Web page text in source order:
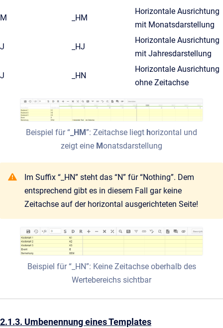
M _HM
Horizontale Ausrichtung
mit Monatsdarstellung
J _HJ
Horizontale Ausrichtung
mit Jahresdarstellung
J _HN
Horizontale Ausrichtung
ohne Zeitachse
Beispiel für “ _HM”: Zeitachse liegt horizontal und
zeigt eine Monatsdarstellung
Im Suffix “_HN” steht das “N” für “Nothing”. Dem
entsprechend gibt es in diesem Fall gar keine
Zeitachse auf der horizontal ausgerichteten Seite!
Beispiel für “_HN”: Keine Zeitachse oberhalb des
Wertebereichs sichtbar
2.1.3. Umbenennung eines Templates